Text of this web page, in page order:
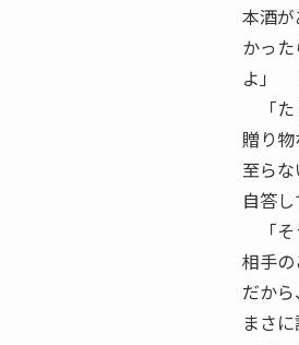
本酒
かっ
よ」
「た
贈り
至ら
自答し
「そ
相手の
だから
まさ